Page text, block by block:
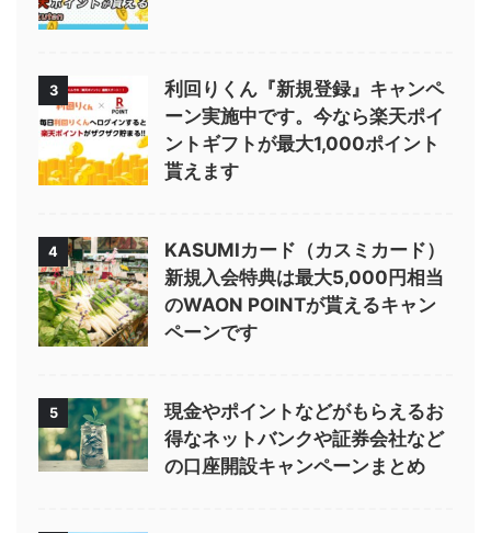
3
利回りくん『新規登録』キャンペ
ーン実施中です。今なら楽天ポイ
ントギフトが最大1,000ポイント
貰えます
4
KASUMIカード（カスミカード）
新規入会特典は最大5,000円相当
のWAON POINTが貰えるキャン
ペーンです
5
現金やポイントなどがもらえるお
得なネットバンクや証券会社など
の口座開設キャンペーンまとめ